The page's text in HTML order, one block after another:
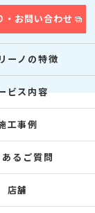
・お問い合わせ
ーノの特徴
ビス内容
工事例
るご質問
店舗